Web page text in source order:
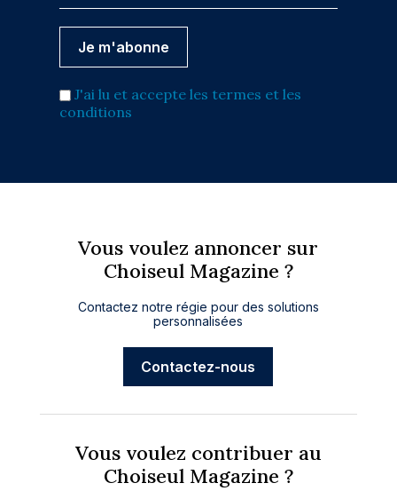
J'ai lu et accepte les termes et les
conditions
Vous voulez annoncer sur
Choiseul Magazine ?
Contactez notre régie pour des solutions
personnalisées
Contactez-nous
Vous voulez contribuer au
Choiseul Magazine ?